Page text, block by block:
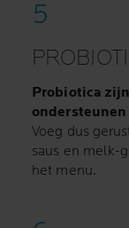
Probiotica
Voeg dus
saus en melk-
het menu.